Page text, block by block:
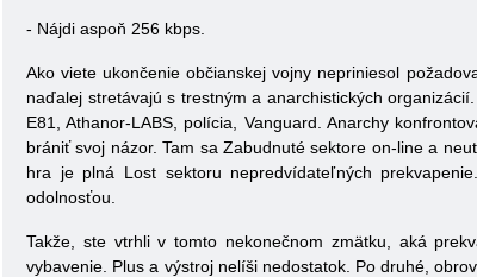
- Nájdi aspoň 256 kbps.
Ako viete ukončenie občianskej vojny nepriniesol
naďalej stretávajú s trestným a anarchistických
E81, Athanor-LABS, polícia, Vanguard. Anarchy
brániť svoj názor. Tam sa Zabudnuté sektore on-line a
hra je plná Lost sektoru nepredvídateľných
odolnosťou.
Takže, ste vtrhli v tomto nekonečnom zmätku, aká
vybavenie. Plus a výstroj nelíši nedostatok. Po druhé,